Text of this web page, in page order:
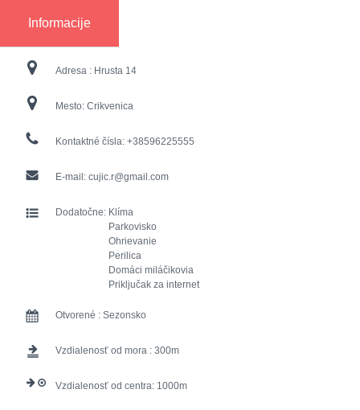
Informacije
Adresa : Hrusta 14
Mesto: Crikvenica
Kontaktné čísla: +38596225555
E-mail: cujic.r@gmail.com
Dodatočne: Klíma
Parkovisko
Ohrievanie
Perilica
Domáci miláčikovia
Priključak za internet
Otvorené : Sezonsko
Vzdialenosť od mora : 300
Vzdialenosť od centra: 1000